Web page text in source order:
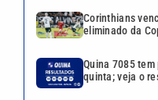
Corinthians
eliminado da
Quina 7085
quinta; veja o